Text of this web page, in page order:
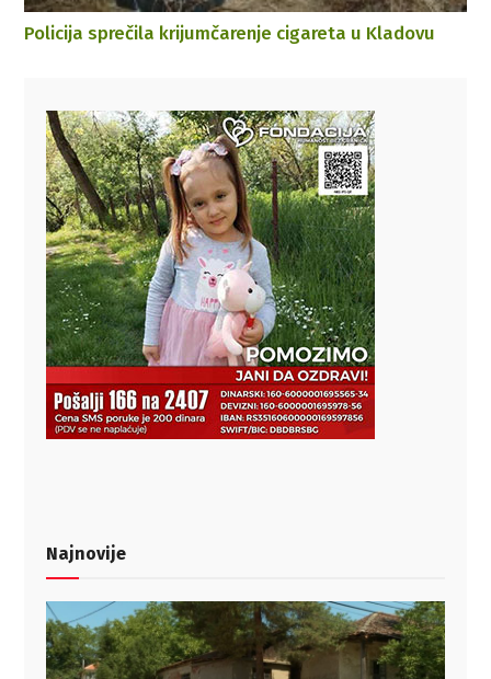
Policija sprečila krijumčarenje cigareta u Kladovu
Najnovije